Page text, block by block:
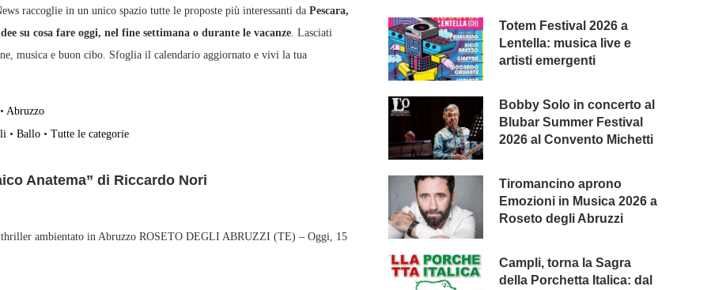
raccoglie in un unico spazio tutte le proposte più interessanti da Pescara,
su cosa fare oggi, nel fine settimana o durante le vacanze. Lasciati
musica e buon cibo. Sfoglia il calendario aggiornato e vivi la tua
• Abruzzo
• Ballo • Tutte le categorie
Anatema” di Riccardo Nori
thriller ambientato in Abruzzo ROSETO DEGLI ABRUZZI (TE) – Oggi, 15
Totem Festival 2026 a
Lentella: musica live e
artisti emergenti
Bobby Solo in concerto al
Blubar Summer Festival
2026 al Convento Michetti
Tiromancino aprono
Emozioni in Musica 2026 a
Roseto degli Abruzzi
Campli, torna la Sagra
della Porchetta Italica: dal